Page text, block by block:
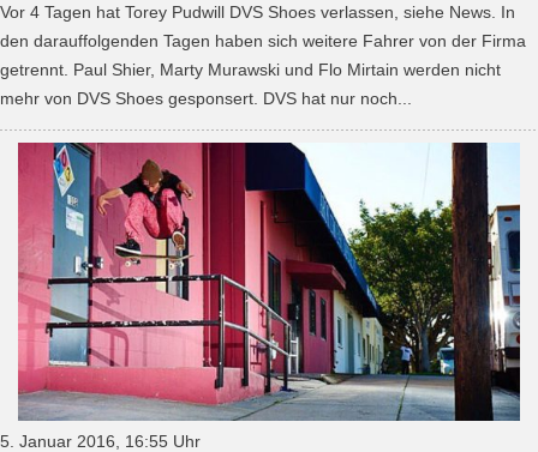
Vor 4 Tagen hat Torey Pudwill DVS Shoes verlassen, siehe News. In
den darauffolgenden Tagen haben sich weitere Fahrer von der Firma
getrennt. Paul Shier, Marty Murawski und Flo Mirtain werden nicht
mehr von DVS Shoes gesponsert. DVS hat nur noch...
5. Januar 2016, 16:55 Uhr